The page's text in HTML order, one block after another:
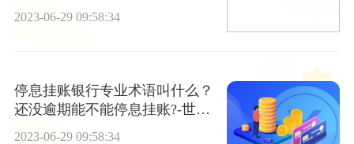
动态
2023-06-29 09:58:34
停息挂账银行专业术语叫什么？
还没逾期能不能停息挂账?-世界
2023-06-29 09:58:34